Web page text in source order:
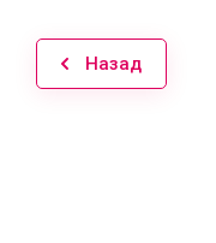
Назад